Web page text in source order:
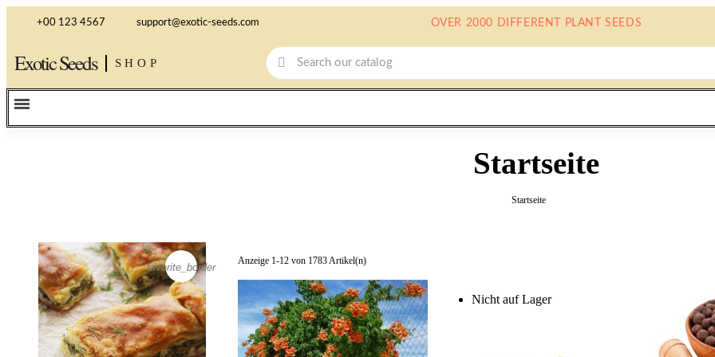
+00 123 4567 support@exotic-seeds.com OVER 2000 DIFFERENT PLANT SEEDS
Exotic Seeds SHOP
Startseite
Startseite
favorite_border
Anzeige 1-12 von 1783 Artikel(n)
Nicht auf Lager